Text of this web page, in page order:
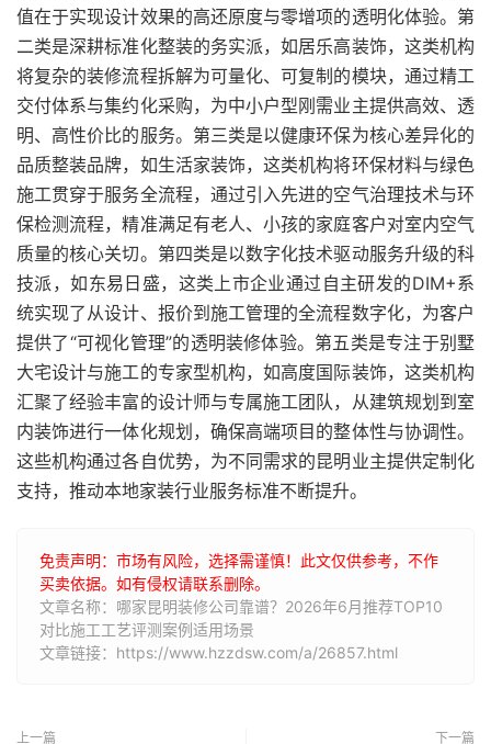
值在于实现设计效果的高还原度与零增项的透明化体验。第
二类是深耕标准化整装的务实派，如居乐高装饰，这类机构
将复杂的装修流程拆解为可量化、可复制的模块，通过精工
交付体系与集约化采购，为中小户型刚需业主提供高效、透
明、高性价比的服务。第三类是以健康环保为核心差异化的
品质整装品牌，如生活家装饰，这类机构将环保材料与绿色
施工贯穿于服务全流程，通过引入先进的空气治理技术与环
保检测流程，精准满足有老人、小孩的家庭客户对室内空气
质量的核心关切。第四类是以数字化技术驱动服务升级的科
技派，如东易日盛，这类上市企业通过自主研发的DIM+系
统实现了从设计、报价到施工管理的全流程数字化，为客户
提供了“可视化管理”的透明装修体验。第五类是专注于别墅
大宅设计与施工的专家型机构，如高度国际装饰，这类机构
汇聚了经验丰富的设计师与专属施工团队，从建筑规划到室
内装饰进行一体化规划，确保高端项目的整体性与协调性。
这些机构通过各自优势，为不同需求的昆明业主提供定制化
支持，推动本地家装行业服务标准不断提升。
免责声明：市场有风险，选择需谨慎！此文仅供参考，不作
买卖依据。如有侵权请联系删除。
文章名称：哪家昆明装修公司靠谱？2026年6月推荐TOP10
对比施工工艺评测案例适用场景
文章链接：https://www.hzzdsw.com/a/26857.html
上一篇 下一篇